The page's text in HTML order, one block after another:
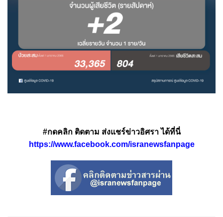
#กดคลิก ติดตาม ส่งแชร์ข่าวอิศรา ได้ที่นี่
https://www.facebook.com/isranewsfanpage